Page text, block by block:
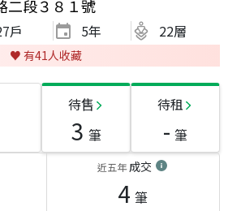
二段３８１號
戶 5年 22層
♥️ 有41 人收藏
待售
3 筆
待租
- 筆
近五年成交
4 筆